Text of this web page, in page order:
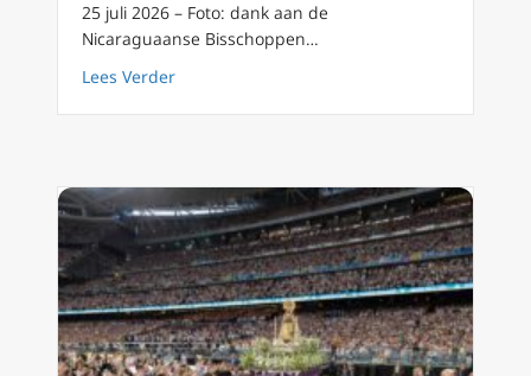
25 juli 2026 – Foto: dank aan de
Nicaraguaanse Bisschoppen…
Lees Verderabout VN-mensenrechtencommissaris eist